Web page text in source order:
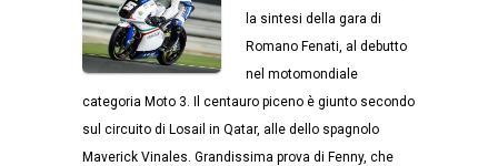
la sintesi della gara di
Romano Fenati, al debutto
nel motomondiale
categoria Moto 3. Il centauro piceno è giunto secondo
sul circuito di Losail in Qatar, alle dello spagnolo
Maverick Vinales. Grandissima prova di Fenny, che